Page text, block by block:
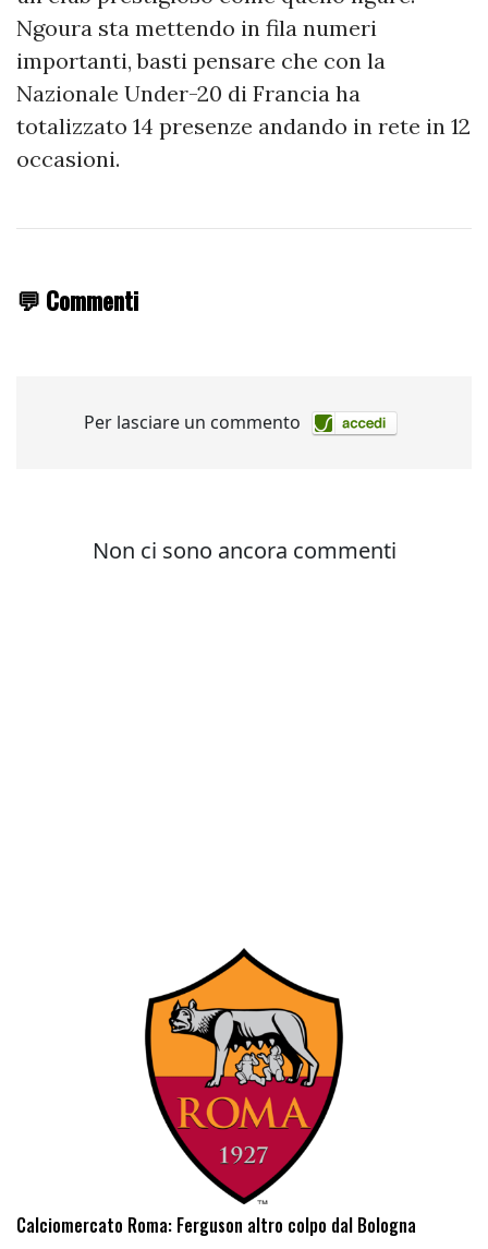
Ngoura sta mettendo in fila numeri
importanti, basti pensare che con la
Nazionale Under-20 di Francia ha
totalizzato 14 presenze andando in rete in 12
occasioni.
💬 Commenti
Calciomercato Roma: Ferguson altro colpo dal Bologna